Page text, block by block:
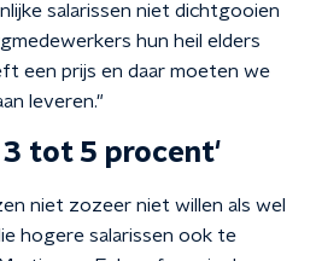
salarissen niet dichtgooien
hun heil elders
een prijs en daar moeten we
leveren."
3 tot 5 procent'
niet zozeer niet willen als wel
hogere salarissen ook te